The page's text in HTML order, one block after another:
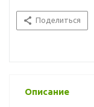
Поделиться
Описание